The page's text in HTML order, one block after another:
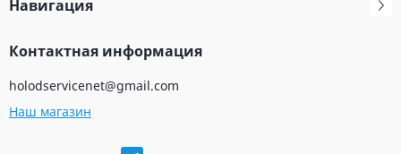
Навигация
Контактная информация
holodservicenet@gmail.com
Наш магазин